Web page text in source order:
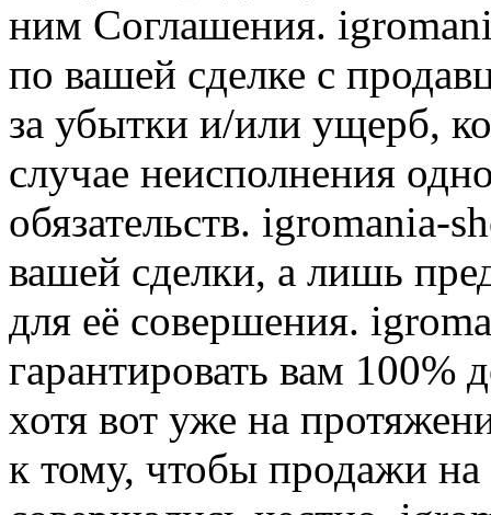
ним Соглашения.
по вашей сделке с
за убытки и/или ущерб,
случае неисполнения
обязательств. igromania-
вашей сделки, а лишь
для её совершения.
гарантировать вам 100%
хотя вот уже на
к тому, чтобы продажи